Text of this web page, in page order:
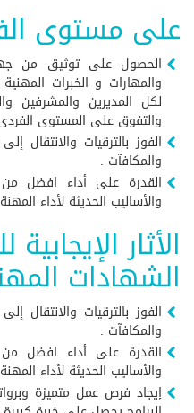
على مستوى
الحصول على توثيق من
والمهارات و الخبرات
لكل المديرين والمشرفين
والتفوق على المستوى
الفوز بالترقيات والانتقال
والمكافآت .
القدرة على أداء افضل من
والأساليب الحديثة لأداء
الأثار
الشهادات
الفوز بالترقيات والانتقال
والمكافآت .
القدرة على أداء افضل من
والأساليب الحديثة لأداء
إيجاد فرص عمل متميزة